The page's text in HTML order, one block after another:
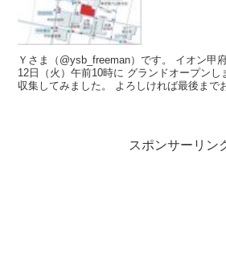
Ｙさま（@ysb_freeman）です。 イオン甲府ココリ店が 2016年7月
12日（火）午前10時に グランドオープンしますね。 いろ
スポンサーリン